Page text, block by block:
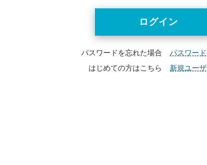
パスワードを忘れた場合
パスワー
はじめての方はこちら
新規ユー